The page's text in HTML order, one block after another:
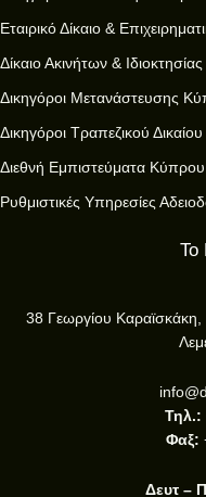
Εταιρικό Δίκαιο &
Δίκαιο Ακινήτων &
Δικηγόροι Μετανάστευσης
Δικηγόροι Τραπεζικού
Διεθνή Εμπιστεύματα Κύπρου
Ρυθμιστικές Υπηρεσίες
Το
38 Γεωργίου
Τηλ.:
Φαξ:
Δευτ –